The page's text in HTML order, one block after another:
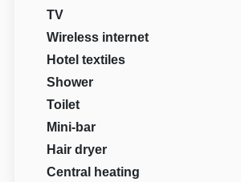
TV
Wireless internet
Hotel textiles
Shower
Toilet
Mini-bar
Hair dryer
Central heating